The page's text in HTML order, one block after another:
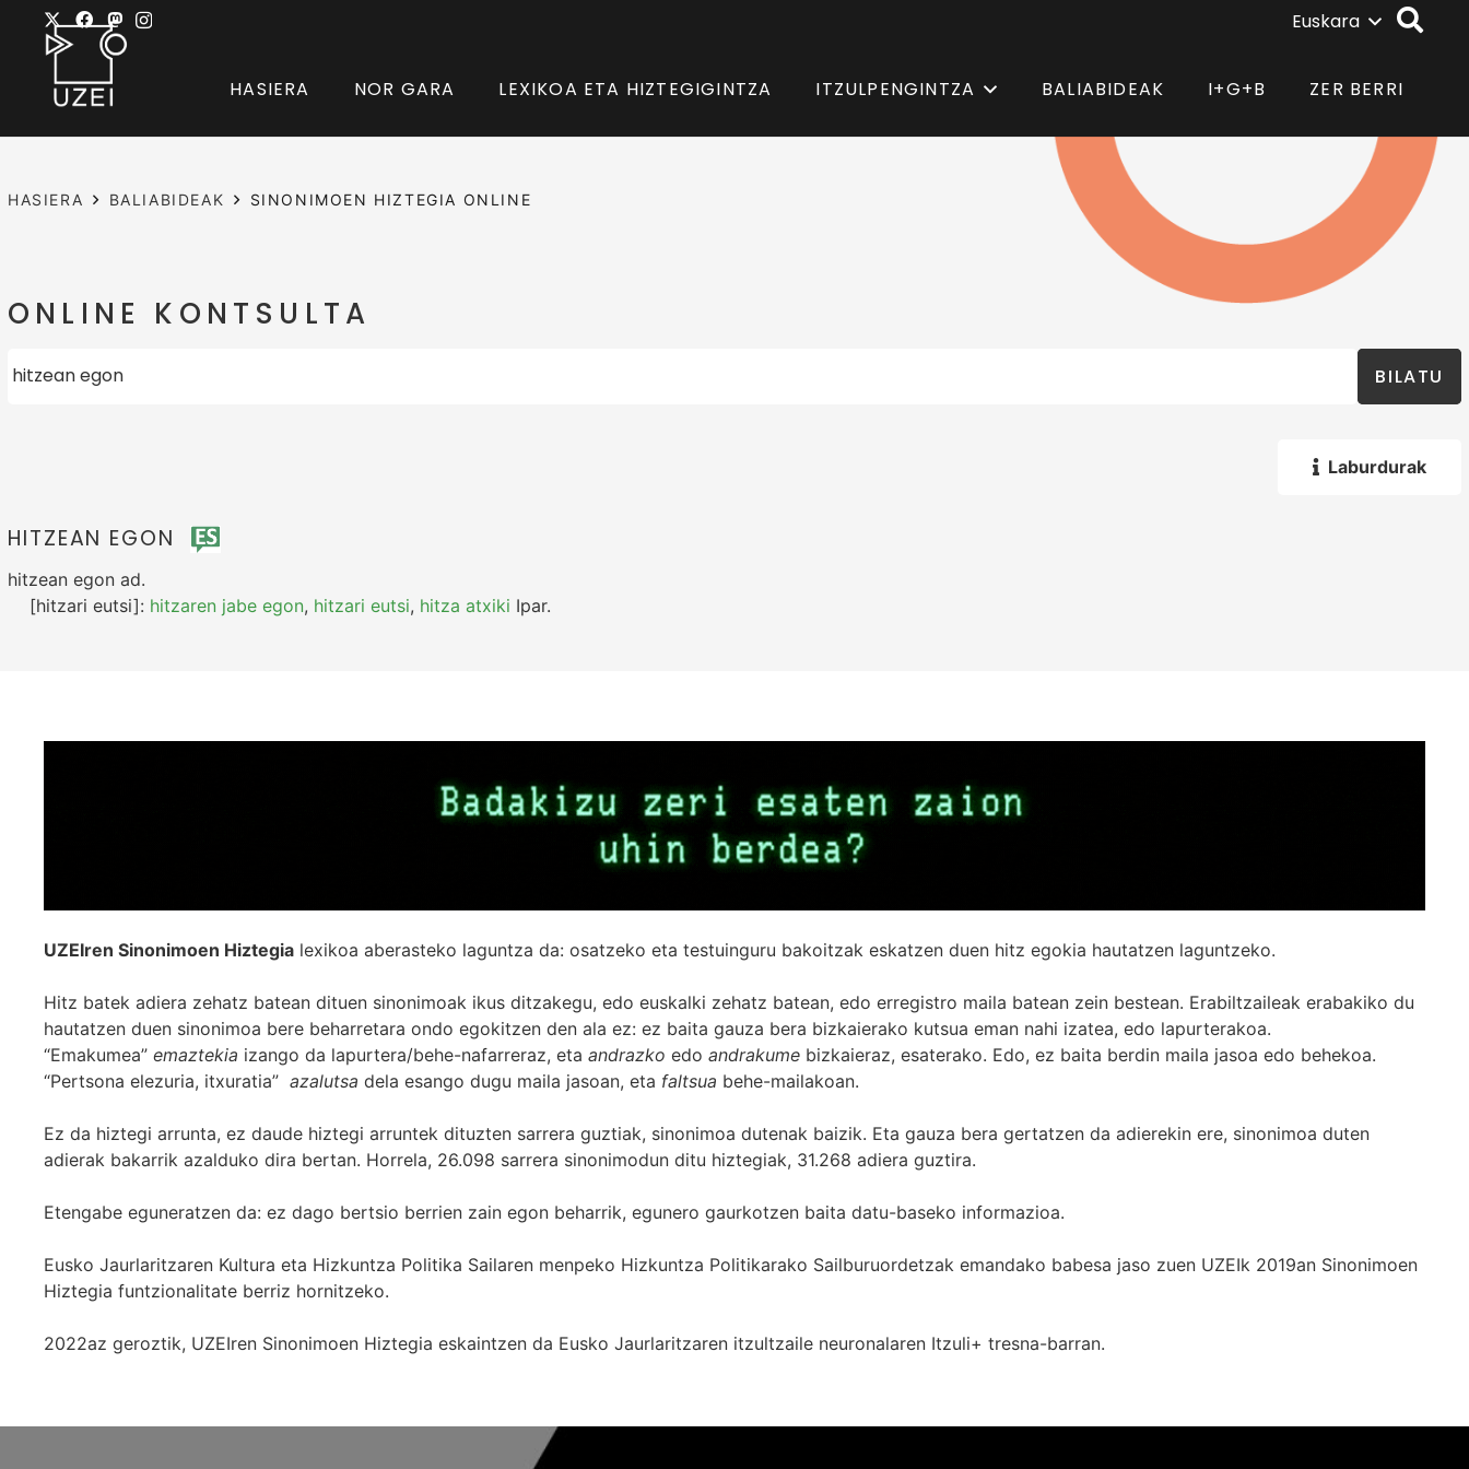
Euskara
HASIERA NOR GARA LEXIKOA ETA HIZTEGIGINTZA ITZULPENGINTZA BALIABIDEAK I+G+B ZER BERRI
HASIERA BALIABIDEAK SINONIMOEN HIZTEGIA ONLINE
ONLINE KONTSULTA
BILATU
Laburdurak
HITZEAN EGON
hitzean egon ad.
[hitzari eutsi]: hitzaren jabe egon, hitzari eutsi, hitza atxiki Ipar.
UZEIren Sinonimoen Hiztegia lexikoa aberasteko laguntza da: osatzeko eta testuinguru bakoitzak eskatzen duen hitz egokia hautatzen laguntzeko.
Hitz batek adiera zehatz batean dituen sinonimoak ikus ditzakegu, edo euskalki zehatz batean, edo erregistro maila batean zein bestean. Erabiltzaileak erabakiko du
hautatzen duen sinonimoa bere beharretara ondo egokitzen den ala ez: ez baita gauza bera bizkaierako kutsua eman nahi izatea, edo lapurterakoa.
“Emakumea” emaztekia izango da lapurtera/behe-nafarreraz, eta andrazko edo andrakume bizkaieraz, esaterako. Edo, ez baita berdin maila jasoa edo behekoa.
“Pertsona elezuria, itxuratia” azalutsa dela esango dugu maila jasoan, eta faltsua behe-mailakoan.
Ez da hiztegi arrunta, ez daude hiztegi arruntek dituzten sarrera guztiak, sinonimoa dutenak baizik. Eta gauza bera gertatzen da adierekin ere, sinonimoa duten
adierak bakarrik azalduko dira bertan. Horrela, 26.098 sarrera sinonimodun ditu hiztegiak, 31.268 adiera guztira.
Etengabe eguneratzen da: ez dago bertsio berrien zain egon beharrik, egunero gaurkotzen baita datu-baseko informazioa.
Eusko Jaurlaritzaren Kultura eta Hizkuntza Politika Sailaren menpeko Hizkuntza Politikarako Sailburuordetzak emandako babesa jaso zuen UZEIk 2019an Sinonimoen
Hiztegia funtzionalitate berriz hornitzeko.
2022az geroztik, UZEIren Sinonimoen Hiztegia eskaintzen da Eusko Jaurlaritzaren itzultzaile neuronalaren Itzuli+ tresna-barran.